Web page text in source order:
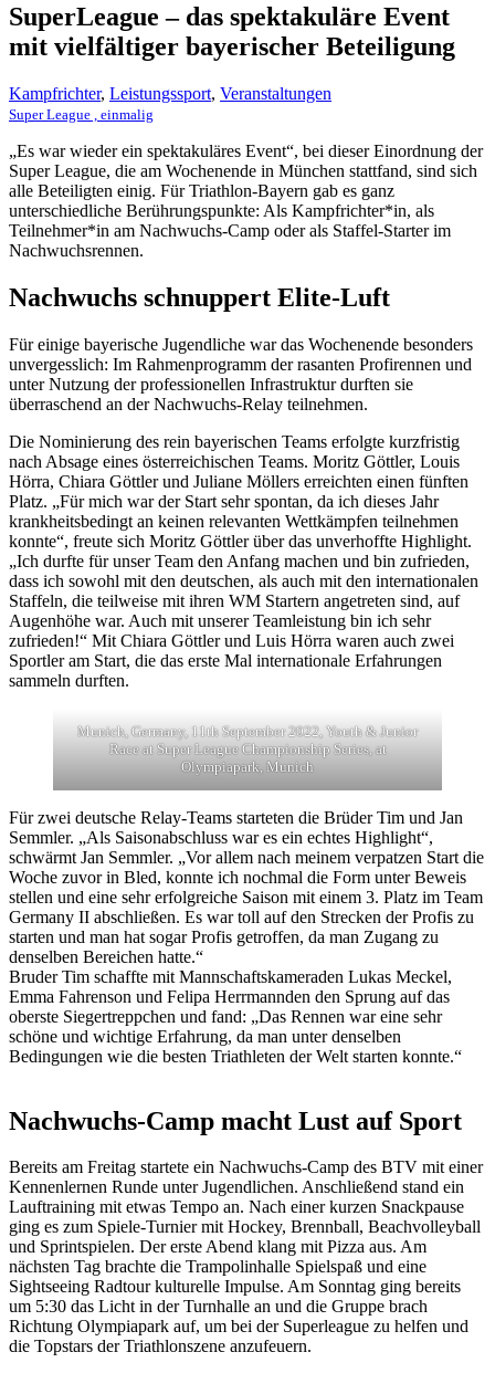
SuperLeague – das spektakuläre Event
mit vielfältiger bayerischer Beteiligung
Kampfrichter, Leistungssport, Veranstaltungen
Super League , einmalig
„Es war wieder ein spektakuläres Event“, bei dieser Einordnung der
Super League, die am Wochenende in München stattfand, sind sich
alle Beteiligten einig. Für Triathlon-Bayern gab es ganz
unterschiedliche Berührungspunkte: Als Kampfrichter*in, als
Teilnehmer*in am Nachwuchs-Camp oder als Staffel-Starter im
Nachwuchsrennen.
Nachwuchs schnuppert Elite-Luft
Für einige bayerische Jugendliche war das Wochenende besonders
unvergesslich: Im Rahmenprogramm der rasanten Profirennen und
unter Nutzung der professionellen Infrastruktur durften sie
überraschend an der Nachwuchs-Relay teilnehmen.
Die Nominierung des rein bayerischen Teams erfolgte kurzfristig
nach Absage eines österreichischen Teams. Moritz Göttler, Louis
Hörra, Chiara Göttler und Juliane Möllers erreichten einen fünften
Platz. „Für mich war der Start sehr spontan, da ich dieses Jahr
krankheitsbedingt an keinen relevanten Wettkämpfen teilnehmen
konnte“, freute sich Moritz Göttler über das unverhoffte Highlight.
„Ich durfte für unser Team den Anfang machen und bin zufrieden,
dass ich sowohl mit den deutschen, als auch mit den internationalen
Staffeln, die teilweise mit ihren WM Startern angetreten sind, auf
Augenhöhe war. Auch mit unserer Teamleistung bin ich sehr
zufrieden!“ Mit Chiara Göttler und Luis Hörra waren auch zwei
Sportler am Start, die das erste Mal internationale Erfahrungen
sammeln durften.
Munich, Germany, 11th September 2022, Youth & Junior
Race at Super League Championship Series, at
Olympiapark, Munich
Für zwei deutsche Relay-Teams starteten die Brüder Tim und Jan
Semmler. „Als Saisonabschluss war es ein echtes Highlight“,
schwärmt Jan Semmler. „Vor allem nach meinem verpatzen Start die
Woche zuvor in Bled, konnte ich nochmal die Form unter Beweis
stellen und eine sehr erfolgreiche Saison mit einem 3. Platz im Team
Germany II abschließen. Es war toll auf den Strecken der Profis zu
starten und man hat sogar Profis getroffen, da man Zugang zu
denselben Bereichen hatte.“
Bruder Tim schaffte mit Mannschaftskameraden Lukas Meckel,
Emma Fahrenson und Felipa Herrmannden den Sprung auf das
oberste Siegertreppchen und fand: „Das Rennen war eine sehr
schöne und wichtige Erfahrung, da man unter denselben
Bedingungen wie die besten Triathleten der Welt starten konnte.“
Nachwuchs-Camp macht Lust auf Sport
Bereits am Freitag startete ein Nachwuchs-Camp des BTV mit einer
Kennenlernen Runde unter Jugendlichen. Anschließend stand ein
Lauftraining mit etwas Tempo an. Nach einer kurzen Snackpause
ging es zum Spiele-Turnier mit Hockey, Brennball, Beachvolleyball
und Sprintspielen. Der erste Abend klang mit Pizza aus. Am
nächsten Tag brachte die Trampolinhalle Spielspaß und eine
Sightseeing Radtour kulturelle Impulse. Am Sonntag ging bereits
um 5:30 das Licht in der Turnhalle an und die Gruppe brach
Richtung Olympiapark auf, um bei der Superleague zu helfen und
die Topstars der Triathlonszene anzufeuern.